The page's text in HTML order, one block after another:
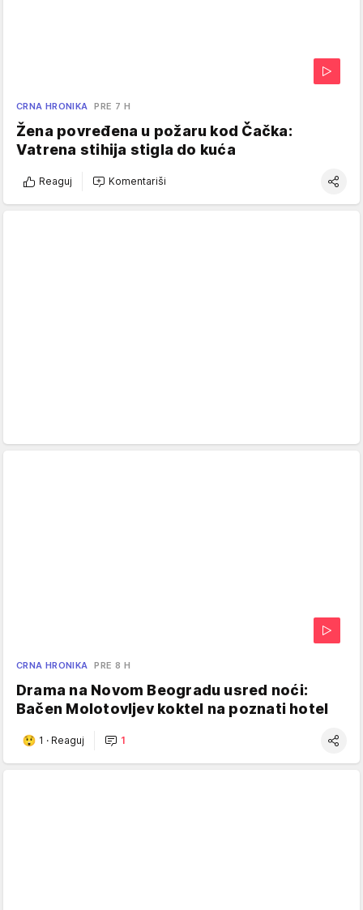
CRNA HRONIKA PRE 7 H
Žena povređena u požaru kod Čačka:
Vatrena stihija stigla do kuća
Reaguj Komentariši
CRNA HRONIKA PRE 8 H
Drama na Novom Beogradu usred noći:
Bačen Molotovljev koktel na poznati hotel
1 · Reaguj 1